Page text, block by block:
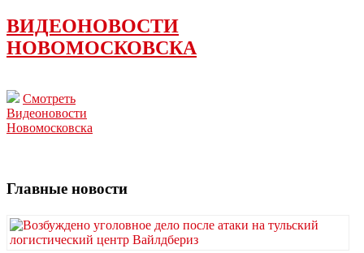
ВИДЕОНОВОСТИ
НОВОМОСКОВСКА
Смотреть
Видеоновости
Новомосковска
Главные новости